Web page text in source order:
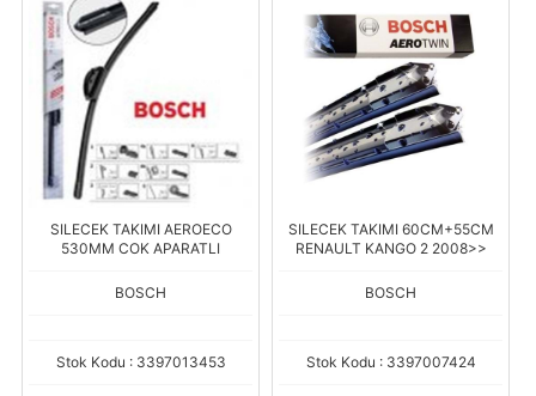
SILECEK TAKIMI AEROECO
530MM COK APARATLI
BOSCH
Stok Kodu : 3397013453
SILECEK TAKIMI 60CM+55CM
RENAULT KANGO 2 2008>>
BOSCH
Stok Kodu : 3397007424